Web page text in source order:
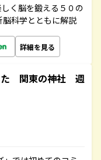
く脳を鍛える５０の
脳科学とともに解説
詳細を見る
た 関東の神社 週